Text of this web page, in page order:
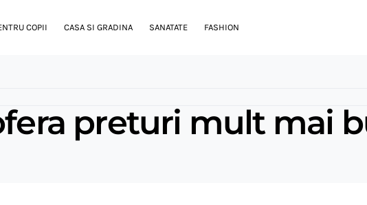
COPII CASA SI GRADINA SANATATE FASHION
preturi mult mai